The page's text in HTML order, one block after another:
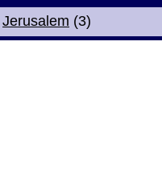
Jerusalem (3)